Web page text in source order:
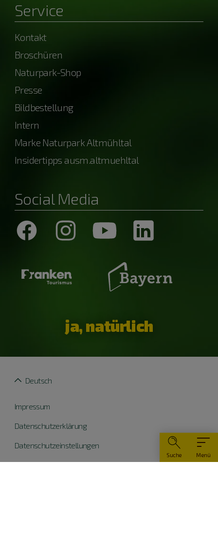
Menü
Suche
Service
Kontakt
Broschüren
Naturpark-Shop
Presse
Bildbestellung
Intern
Marke Naturpark Altmühltal
Insidertipps ausm.altmuehltal
Social Media
ja, natürlich
Impressum
Datenschutzerklärung
Datenschutzeinstellungen
Widerruf erklären
Deutsch